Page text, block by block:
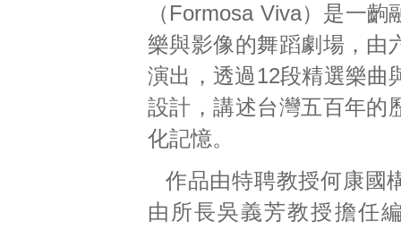
（Formosa Viva）是一齣
樂與影像的舞蹈劇場，由
演出，透過12段精選樂曲
設計，講述台灣五百年的
化記憶。
作品由特聘教授何康國
由所長吳義芳教授擔任